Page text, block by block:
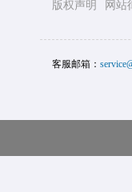
版权声明
网站
客服邮箱：